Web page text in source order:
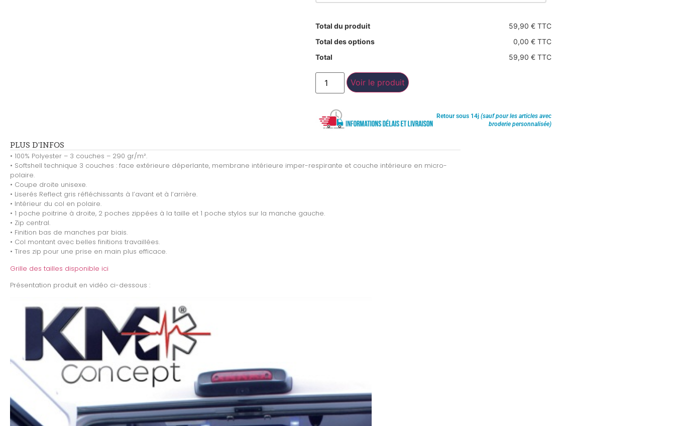
Total du produit
59,90 € TTC
Total des options
0,00 € TTC
Total
59,90 € TTC
Voir le produit
Retour sous 14j (sauf pour les articles avec
broderie personnalisée)
PLUS D'INFOS
• 100% Polyester – 3 couches – 290 gr/m².
• Softshell technique 3 couches : face extérieure déperlante, membrane intérieure imper-respirante et couche intérieure en micro-
polaire.
• Coupe droite unisexe.
• Liserés Reflect gris réfléchissants à l’avant et à l’arrière.
• Intérieur du col en polaire.
• 1 poche poitrine à droite, 2 poches zippées à la taille et 1 poche stylos sur la manche gauche.
• Zip central.
• Finition bas de manches par biais.
• Col montant avec belles finitions travaillées.
• Tires zip pour une prise en main plus efficace.
Grille des tailles disponible ici
Présentation produit en vidéo ci-dessous :
vidéo